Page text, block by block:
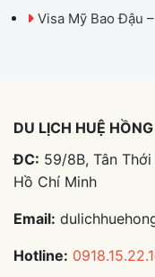
Visa Mỹ Bao Đậu
DU LỊCH HUỆ HỒNG
ĐC: 59/8B, Tân Thới
Hồ Chí Minh
Email:
Hotline: